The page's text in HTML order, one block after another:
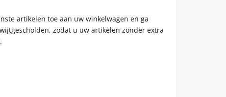
artikelen toe aan uw winkelwagen en ga
zodat u uw artikelen zonder extra